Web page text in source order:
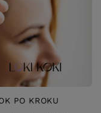
PO KROKU